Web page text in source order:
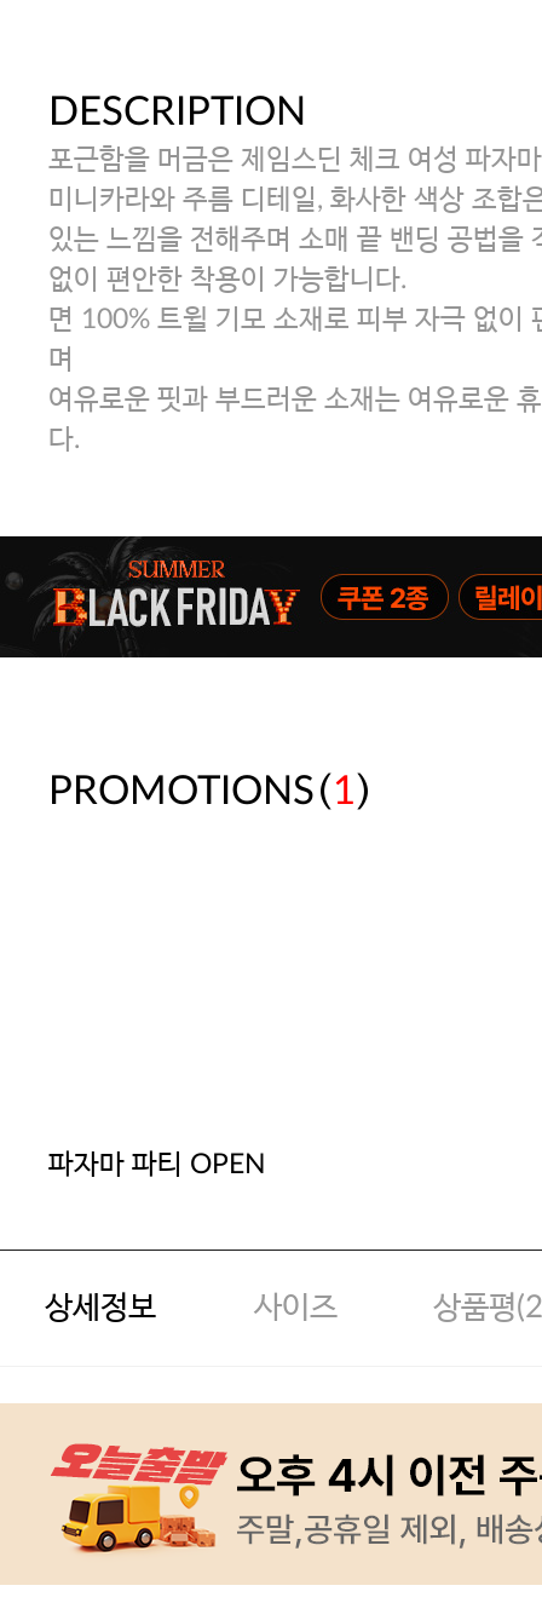
[썸머블프] 1만원 할인 쿠폰(8.1~31)
[썸머블프] 2만원 할인 쿠폰(8.1~31)
파자마 20%(8.5~31) / 구매금액 제
DESCRIPTION
포근함을 머금은 제임스딘 체크 여성 파자
미니카라와 주름 디테일, 화사한 색상 조합
있는 느낌을 전해주며 소매 끝 밴딩 공법을
없이 편안한 착용이 가능합니다.
면 100% 트윌 기모 소재로 피부 자극 없이
며
여유로운 핏과 부드러운 소재는 여유로운
다.
PROMOTIONS(1)
파자마 파티 OPEN
상세정보 사이즈 상품평(2